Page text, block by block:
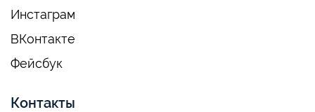
Инстаграм
ВКонтакте
Фейсбук
Контакты